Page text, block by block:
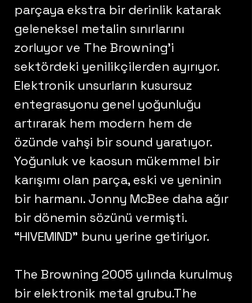
parçaya ekstra bir derinlik katarak
geleneksel metalin sınırlarını
zorluyor ve The Browning’i
sektördeki yenilikçilerden ayırıyor.
Elektronik unsurların kusursuz
entegrasyonu genel yoğunluğu
artırarak hem modern hem de
özünde vahşi bir sound yaratıyor.
Yoğunluk ve kaosun mükemmel bir
karışımı olan parça, eski ve yeninin
bir harmanı. Jonny McBee daha ağır
bir dönemin sözünü vermişti.
“HIVEMIND” bunu yerine getiriyor.
The Browning 2005 yılında kurulmuş
bir elektronik metal grubu.The